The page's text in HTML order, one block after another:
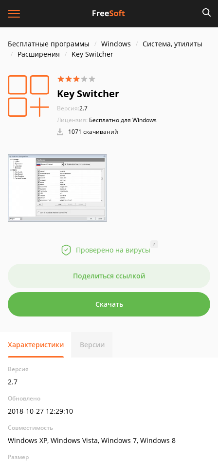
Бесплатные программы Windows
Система, утилиты
Расширения
Key Switcher
Key Switcher
Версия:2.7
Лицензия: Бесплатно для Windows
1071 скачиваний
Проверено на вирусы
?
Поделиться ссылкой
Скачать
Характеристики Версии
Версия
2.7
Обновлено
2018-10-27 12:29:10
Совместимость
Windows XP, Windows Vista, Windows 7, Windows 8
Размер